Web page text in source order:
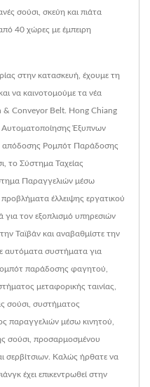
σούσι, σκεύη και πιάτα
40 χώρες με έμπειρη
στην κατασκευή, έχουμε τη
να καινοτομούμε τα νέα
& Conveyor Belt. Hong Chiang
Αυτοματοποίησης Έξυπνων
απόδοσης Ρομπότ Παράδοσης
το Σύστημα Ταχείας
Παραγγελιών μέσω
έλλειψης εργατικού
τον εξοπλισμό υπηρεσιών
Ταϊβάν και αναβαθμίστε την
αυτόματα συστήματα για
παράδοσης φαγητού,
μεταφορικής ταινίας,
σούσι, συστήματος
παραγγελιών μέσω κινητού,
σούσι, προσαρμοσμένου
Καλώς ήρθατε να
έχει επικεντρωθεί στην